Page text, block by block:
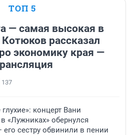
ТОП 5
— самая высокая в
рассказал
экономику края —
137
концерт Вани
«Лужниках» обернулся
сестру обвинили в пении